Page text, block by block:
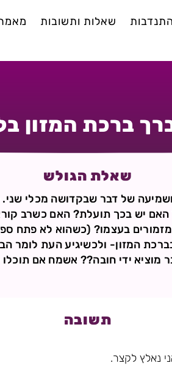
שאלות ותשובות
ברכת המזון
שאלת הגולש
של דבר שבקדושה מכלי
יש בכך תועלת? האם כשרב קורא
בעצמו? (כשהוא לא פתח
המזון- ולכשיגיע העת לומר
מוציא ידי חובה?? אשמח אם
תשובה
נאלץ לקצר.